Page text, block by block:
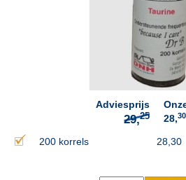
Adviesprijs
28,30
200 korrels 28,30